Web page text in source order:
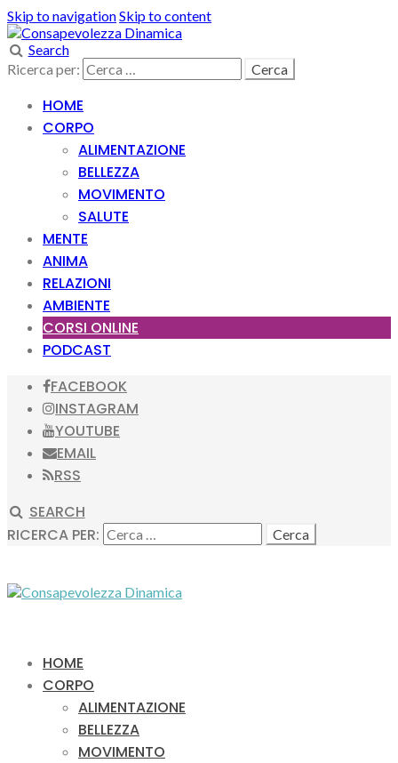
Skip to navigationSkip to content
Search
Ricerca per:
HOME
CORPO
ALIMENTAZIONE
BELLEZZA
MOVIMENTO
SALUTE
MENTE
ANIMA
RELAZIONI
AMBIENTE
CORSI ONLINE
PODCAST
FACEBOOK
INSTAGRAM
YOUTUBE
EMAIL
RSS
SEARCH
RICERCA PER:
HOME
CORPO
ALIMENTAZIONE
BELLEZZA
MOVIMENTO